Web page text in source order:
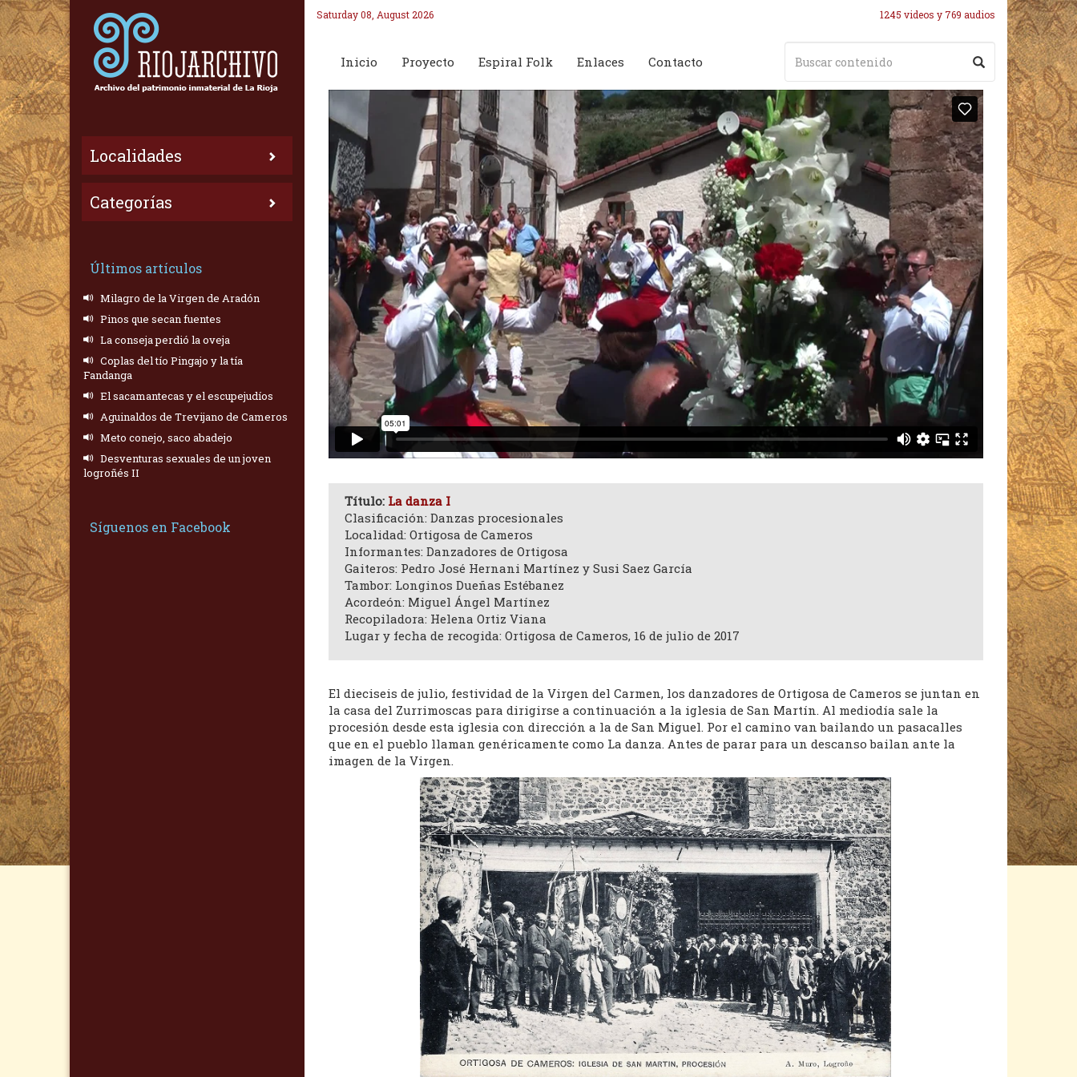
Localidades
Categorías
Últimos artículos
Milagro de la Virgen de Aradón
Pinos que secan fuentes
La conseja perdió la oveja
Coplas del tío Pingajo y la tía
Fandanga
El sacamantecas y el escupejudíos
Aguinaldos de Trevijano de Cameros
Meto conejo, saco abadejo
Desventuras sexuales de un joven
logroñés II
Síguenos en Facebook
Saturday 08, August 2026 1245 videos y 769 audios
Inicio Proyecto Espiral Folk Enlaces Contacto
Título: La danza I
Clasificación: Danzas procesionales
Localidad: Ortigosa de Cameros
Informantes: Danzadores de Ortigosa
Gaiteros: Pedro José Hernani Martínez y Susi Saez García
Tambor: Longinos Dueñas Estébanez
Acordeón: Miguel Ángel Martínez
Recopiladora: Helena Ortiz Viana
Lugar y fecha de recogida: Ortigosa de Cameros, 16 de julio de 2017
El dieciseis de julio, festividad de la Virgen del Carmen, los danzadores de Ortigosa de Cameros se juntan en
la casa del Zurrimoscas para dirigirse a continuación a la iglesia de San Martín. Al mediodía sale la
procesión desde esta iglesia con dirección a la de San Miguel. Por el camino van bailando un pasacalles
que en el pueblo llaman genéricamente como La danza. Antes de parar para un descanso bailan ante la
imagen de la Virgen.